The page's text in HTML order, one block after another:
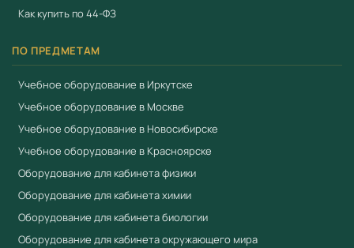
Как купить по 44-ФЗ
ПО ПРЕДМЕТАМ
Учебное оборудование в Иркутске
Учебное оборудование в Москве
Учебное оборудование в Новосибирске
Учебное оборудование в Красноярске
Оборудование для кабинета физики
Оборудование для кабинета химии
Оборудование для кабинета биологии
Оборудование для кабинета окружающего мира